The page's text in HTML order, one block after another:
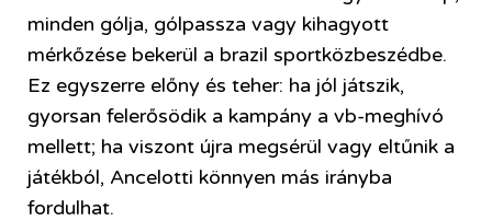
minden gólja, gólpassza vagy kihagyott
mérkőzése bekerül a brazil sportközbeszédbe.
Ez egyszerre előny és teher: ha jól játszik,
gyorsan felerősödik a kampány a vb-meghívó
mellett; ha viszont újra megsérül vagy eltűnik a
játékból, Ancelotti könnyen más irányba
fordulhat.